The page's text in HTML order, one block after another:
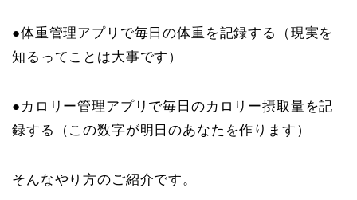
●体重管理アプリで毎日の体重を記録する（現実を
知るってことは大事です）
●カロリー管理アプリで毎日のカロリー摂取量を記
録する（この数字が明日のあなたを作ります）
そんなやり方のご紹介です。